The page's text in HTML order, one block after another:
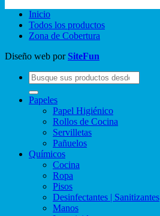
Inicio
Todos los productos
Zona de Cobertura
Diseño web porSiteFun
Buscar
por:
Papeles
Papel Higiénico
Rollos de Cocina
Servilletas
Pañuelos
Químicos
Cocina
Ropa
Pisos
Desinfectantes | Sanitizantes
Manos